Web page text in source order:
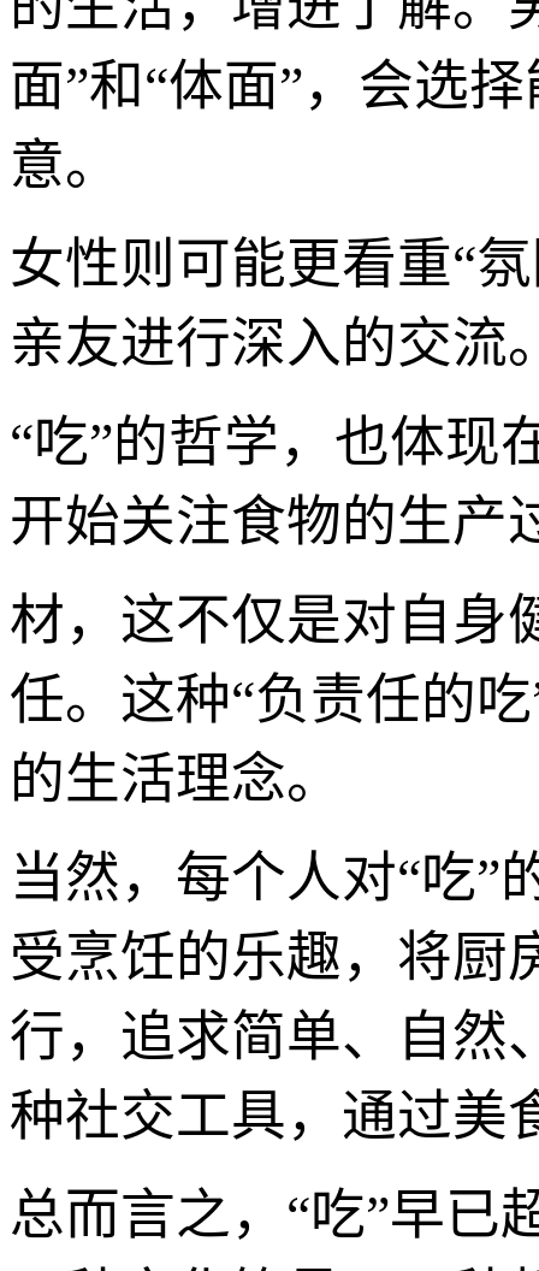
面”和“体面”，会选
意。
女性则可能更看重“
亲友进行深入的交流
“吃”的哲学，也体现
开始关注食物的生产
材，这不仅是对自身
任。这种“负责任的
的生活理念。
当然，每个人对“吃”
受烹饪的乐趣，将厨
行，追求简单、自然
种社交工具，通过美
总而言之，“吃”早已